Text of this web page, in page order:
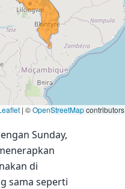
| ©OpenStreetMapcontributors
Sunday,
di
sama seperti